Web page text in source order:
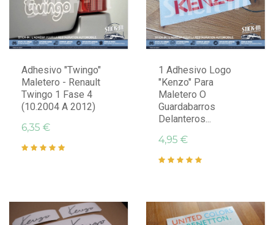
Adhesivo "Twingo"
Maletero - Renault
Twingo 1 Fase 4
(10.2004 A 2012)
6,35 €
1 Adhesivo Logo
"Kenzo" Para
Maletero O
Guardabarros
Delanteros...
4,95 €